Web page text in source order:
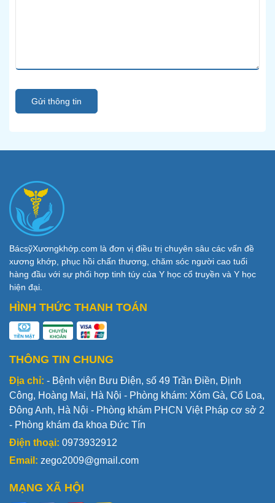
Gửi thông tin
BácsỹXươngkhớp.com là đơn vị điều trị chuyên sâu các vấn đề
xương khớp, phục hồi chấn thương, chăm sóc người cao tuổi
hàng đầu với sự phối hợp tinh túy của Y học cổ truyền và Y học
hiện đại.
HÌNH THỨC THANH TOÁN
THÔNG TIN CHUNG
Địa chỉ: - Bệnh viện Bưu Điện, số 49 Trần Điền, Định
Công, Hoàng Mai, Hà Nội - Phòng khám: Xóm Gà, Cổ Loa,
Đông Anh, Hà Nội - Phòng khám PHCN Việt Pháp cơ sở 2
- Phòng khám đa khoa Đức Tín
Điện thoại: 0973932912
Email: zego2009@gmail.com
MẠNG XÃ HỘI